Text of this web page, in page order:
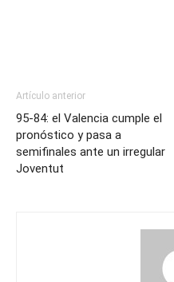
Artículo anterior
95-84: el Valencia cumple el
pronóstico y pasa a
semifinales ante un irregular
Joventut